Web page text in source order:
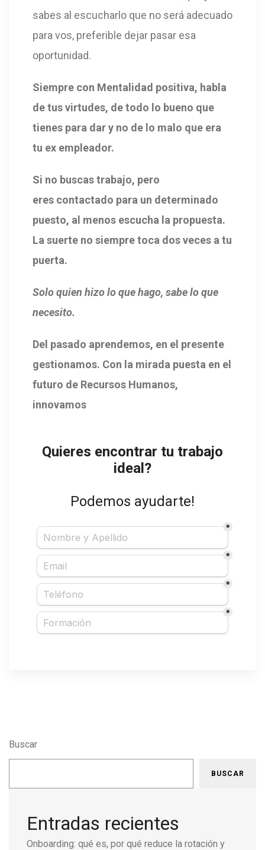
sabes al escucharlo que no será adecuado
para vos, preferible dejar pasar esa
oportunidad.
Siempre con Mentalidad positiva, habla
de tus virtudes, de todo lo bueno que
tienes para dar y no de lo malo que era
tu ex empleador.
Si no buscas trabajo, pero
eres contactado para un determinado
puesto, al menos escucha la propuesta.
La suerte no siempre toca dos veces a tu
puerta.
Solo quien hizo lo que hago, sabe lo que
necesito.
Del pasado aprendemos, en el presente
gestionamos. Con la mirada puesta en el
futuro de Recursos Humanos,
innovamos
Quieres encontrar tu trabajo
ideal?
Podemos ayudarte!
Buscar
BUSCAR
Entradas recientes
Onboarding: qué es, por qué reduce la rotación y